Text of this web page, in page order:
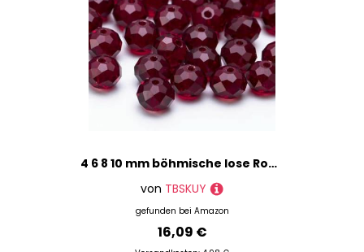
4 6 8 10 mm böhmische lose Rondelle-Kristallperlen zur Schmuckherstellung, DIY-Handarbeit, AB-Farben, Spacer, facettierte Glasperlen – BZ1200-01 – 6 mm – 90 Stück
von TBSKUY
gefunden bei Amazon
16,09 €